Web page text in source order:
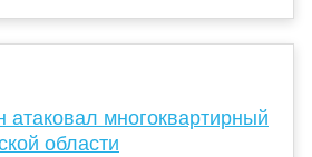
атаковал многоквартирный
области